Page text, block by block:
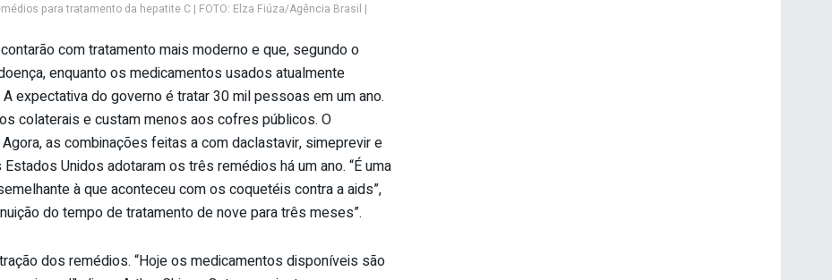
para tratamento da hepatite C | FOTO: Elza Fiúza/Agência Brasil |
com tratamento mais moderno e que, segundo o
enquanto os medicamentos usados atualmente
expectativa do governo é tratar 30 mil pessoas em um ano.
colaterais e custam menos aos cofres públicos. O
as combinações feitas a com daclastavir, simeprevir e
Unidos adotaram os três remédios há um ano. “É uma
à que aconteceu com os coquetéis contra a aids”,
do tempo de tratamento de nove para três meses”.
dos remédios. “Hoje os medicamentos disponíveis são